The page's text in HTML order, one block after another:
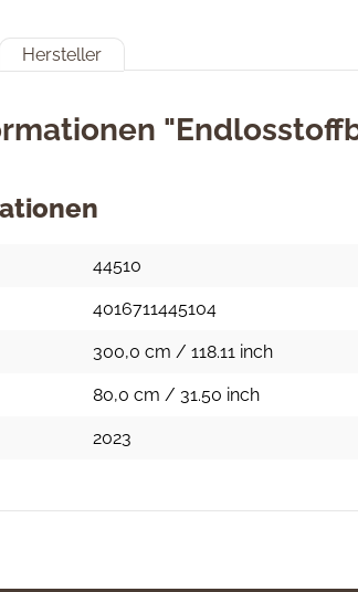
Hersteller
44510
4016711445104
300,0 cm / 118.11 inch
80,0 cm / 31.50 inch
2023